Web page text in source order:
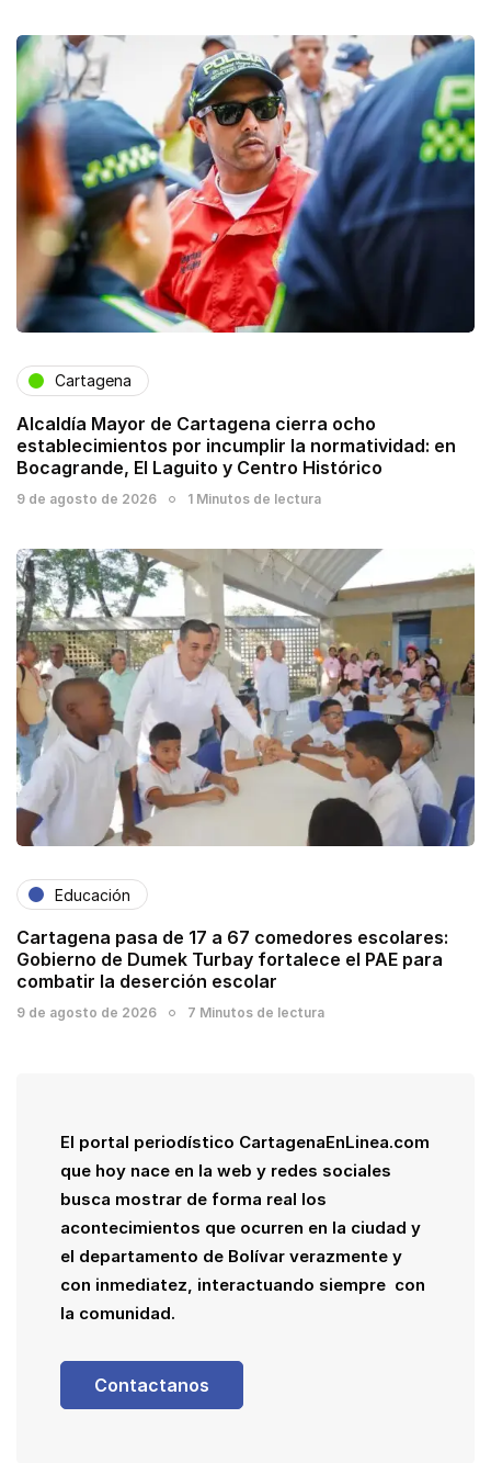
Cartagena
Alcaldía Mayor de Cartagena cierra ocho
establecimientos por incumplir la normatividad: en
Bocagrande, El Laguito y Centro Histórico
9 de agosto de 2026 1 Minutos de lectura
Educación
Cartagena pasa de 17 a 67 comedores escolares:
Gobierno de Dumek Turbay fortalece el PAE para
combatir la deserción escolar
9 de agosto de 2026 7 Minutos de lectura
El portal periodístico CartagenaEnLinea.com
que hoy nace en la web y redes sociales
busca mostrar de forma real los
acontecimientos que ocurren en la ciudad y
el departamento de Bolívar verazmente y
con inmediatez, interactuando siempre con
la comunidad.
Contactanos